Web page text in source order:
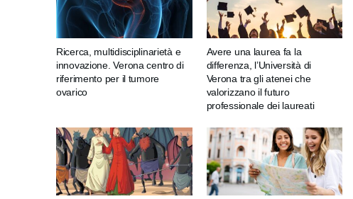
Ricerca, multidisciplinarietà e
innovazione. Verona centro di
riferimento per il tumore
ovarico
Avere una laurea fa la
differenza, l’Università di
Verona tra gli atenei che
valorizzano il futuro
professionale dei laureati